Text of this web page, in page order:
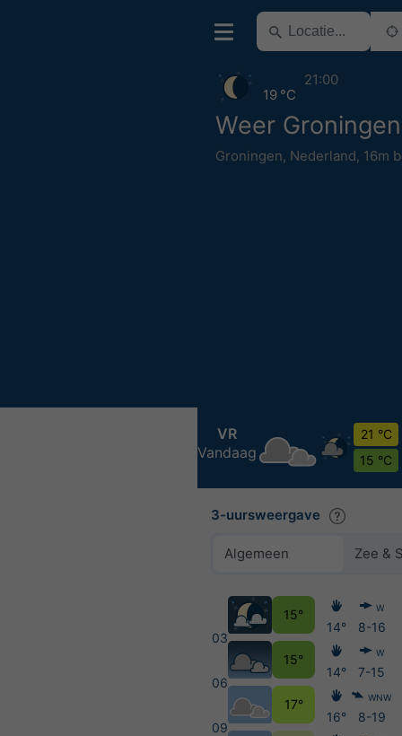
Weer Groningen
Groningen, Nederland, 16m
19 °C
21:00
VR
Vandaag
21 °C
15 °C
3-uursweergave
Algemeen Zee &
03
06
09
15°
15°
17°
14°
14°
16°
W
8-16
W
7-15
WNW
8-19